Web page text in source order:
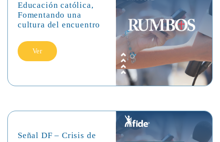
Educación católica,
Fomentando una
cultura del encuentro
Ver
Señal DF – Crisis de